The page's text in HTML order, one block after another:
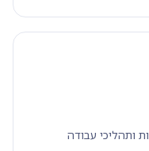
ותהליכי עבודה